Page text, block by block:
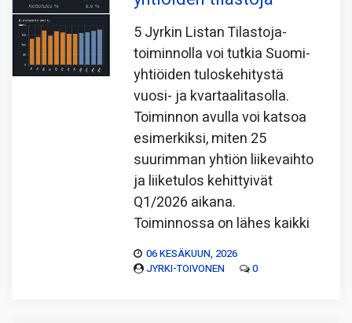
5 Jyrkin Listan Tilastoja-
toiminnolla voi tutkia Suomi-
yhtiöiden tuloskehitystä
vuosi- ja kvartaalitasolla.
Toiminnon avulla voi katsoa
esimerkiksi, miten 25
suurimman yhtiön liikevaihto
ja liiketulos kehittyivät
Q1/2026 aikana.
Toiminnossa on lähes kaikki
06 KESÄKUUN, 2026
JYRKI-TOIVONEN
0